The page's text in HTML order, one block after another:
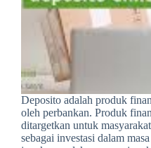
Deposito adalah produk
oleh perbankan. Produk
ditargetkan untuk
sebagai investasi dalam